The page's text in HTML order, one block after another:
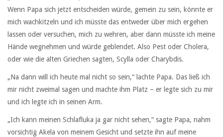
Wenn Papa sich jetzt entscheiden würde, gemein zu sein, könnte er
mich wachkitzeln und ich müsste das entweder über mich ergehen
lassen oder versuchen, mich zu wehren, aber dann müsste ich meine
Hände wegnehmen und würde geblendet. Also Pest oder Cholera,
oder wie die alten Griechen sagten, Scylla oder Charybdis.
„Na dann will ich heute mal nicht so sein,“ lachte Papa. Das ließ ich
mir nicht zweimal sagen und machte ihm Platz – er legte sich zu mir
und ich legte ich in seinen Arm.
„Ich kann meinen Schlafluka ja gar nicht sehen,“ sagte Papa, nahm
vorsichtig Akela von meinem Gesicht und setzte ihn auf meine